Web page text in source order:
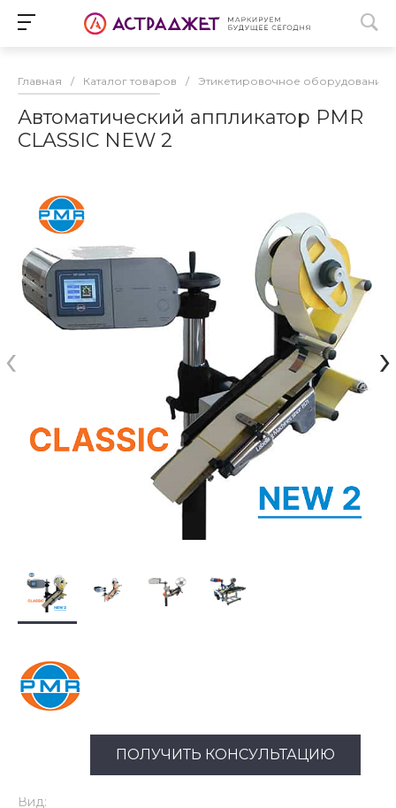
Главная / Каталог товаров / Этикетировочное оборудование
Автоматический аппликатор PMR
CLASSIC NEW 2
‹ ›
ПОЛУЧИТЬ КОНСУЛЬТАЦИЮ
Вид: